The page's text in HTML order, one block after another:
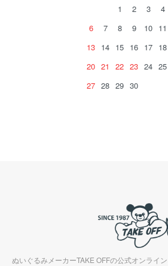
1
2 3 4
6
7 8 9 10 11
13 14 15 16 17 18
20 21 22 23 24 25
27 28 29 30
ぬいぐるみメーカーTAKE OFFの公式オンラ